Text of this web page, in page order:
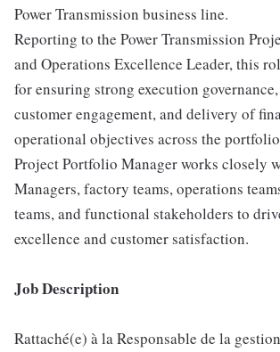
Power Transmission business line.
Reporting to the Power Transmission
and Operations Excellence Leader, this
for ensuring strong execution
customer engagement, and delivery of
operational objectives across the
Project Portfolio Manager works closely
Managers, factory teams, operations
teams, and functional stakeholders to
excellence and customer satisfaction.
Job Description
Rattaché(e) à la Responsable de la